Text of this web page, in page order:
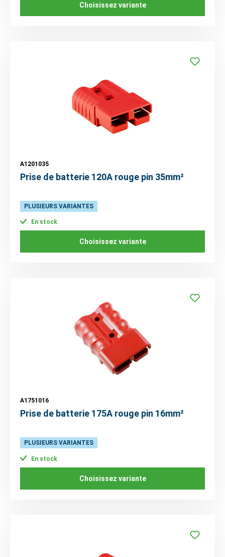
Choisissez variante
A1201035
Prise de batterie 120A rouge pin 35mm²
PLUSIEURS VARIANTES
En stock
Choisissez variante
A1751016
Prise de batterie 175A rouge pin 16mm²
PLUSIEURS VARIANTES
En stock
Choisissez variante